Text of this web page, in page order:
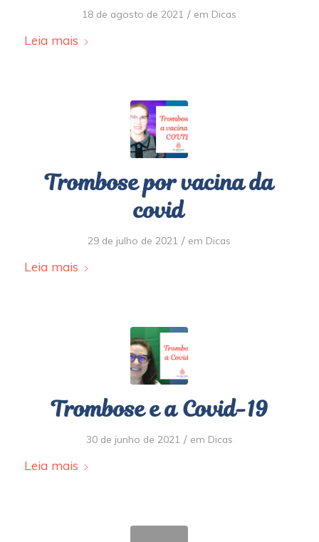
18 de agosto de 2021 / em Dicas
Leia mais
Trombose por vacina da
covid
29 de julho de 2021 / em Dicas
Leia mais
Trombose e a Covid-19
30 de junho de 2021 / em Dicas
Leia mais